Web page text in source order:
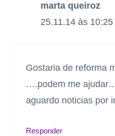
marta queiroz
25.11.14 às 10:25
Gostaria de reforma
….podem me
aguardo noticias por
Responder